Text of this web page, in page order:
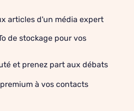
articles d'un média expert
de stockage pour vos
et prenez part aux débats
à vos contacts